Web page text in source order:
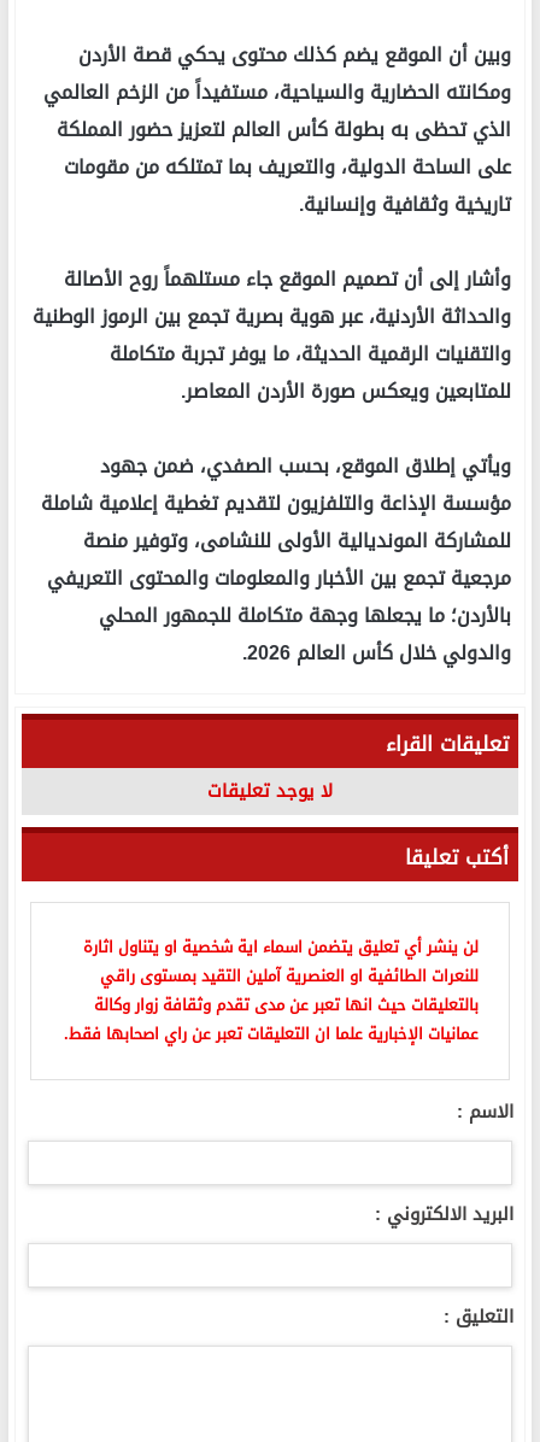
وبين أن الموقع يضم كذلك محتوى يحكي قصة الأردن
ومكانته الحضارية والسياحية، مستفيداً من الزخم العالمي
الذي تحظى به بطولة كأس العالم لتعزيز حضور المملكة
على الساحة الدولية، والتعريف بما تمتلكه من مقومات
تاريخية وثقافية وإنسانية.
وأشار إلى أن تصميم الموقع جاء مستلهماً روح الأصالة
والحداثة الأردنية، عبر هوية بصرية تجمع بين الرموز الوطنية
والتقنيات الرقمية الحديثة، ما يوفر تجربة متكاملة
للمتابعين ويعكس صورة الأردن المعاصر.
ويأتي إطلاق الموقع، بحسب الصفدي، ضمن جهود
مؤسسة الإذاعة والتلفزيون لتقديم تغطية إعلامية شاملة
للمشاركة المونديالية الأولى للنشامى، وتوفير منصة
مرجعية تجمع بين الأخبار والمعلومات والمحتوى التعريفي
بالأردن؛ ما يجعلها وجهة متكاملة للجمهور المحلي
والدولي خلال كأس العالم 2026.
تعليقات القراء
لا يوجد تعليقات
أكتب تعليقا
لن ينشر أي تعليق يتضمن اسماء اية شخصية او يتناول اثارة
للنعرات الطائفية او العنصرية آملين التقيد بمستوى راقي
بالتعليقات حيث انها تعبر عن مدى تقدم وثقافة زوار وكالة
عمانيات الإخبارية علما ان التعليقات تعبر عن راي اصحابها فقط.
الاسم :
البريد الالكتروني :
التعليق :